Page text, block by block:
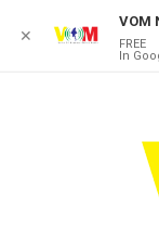
✕
VOM
FREE
In